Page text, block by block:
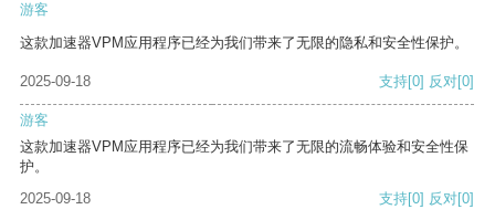
游客
这款加速器VPM应用程序已经为我们带来了无限的隐私和安全性保护。
2025-09-18 支持[0] 反对[0]
游客
这款加速器VPM应用程序已经为我们带来了无限的流畅体验和安全性保
护。
2025-09-18
支持[0] 反对[0]